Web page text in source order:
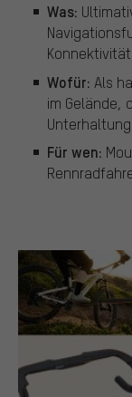
Was:
Konnektivität
Wofür: Als
im Gelände,
Für wen: